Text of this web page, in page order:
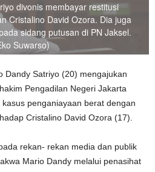
divonis membayar restitusi
Cristalino David Ozora. Dia juga
sidang putusan di PN Jaksel.
Suwarso)
Dandy Satriyo (20) mengajukan
Pengadilan Negeri Jakarta
penganiayaan berat dengan
Cristalino David Ozora (17).
rekan- rekan media dan publik
Mario Dandy melalui penasihat